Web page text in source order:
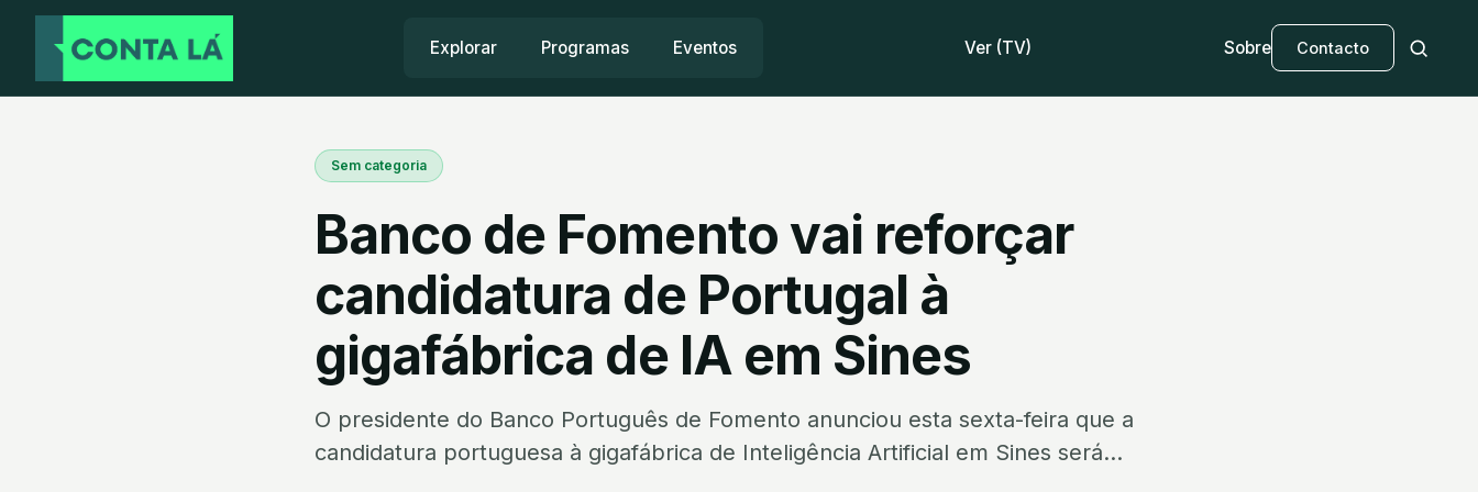
Explorar Programas Eventos Ver (TV) Sobre Contacto
Sem categoria
Banco de Fomento vai reforçar
candidatura de Portugal à
gigafábrica de IA em Sines
O presidente do Banco Português de Fomento anunciou esta sexta-feira que a
candidatura portuguesa à gigafábrica de Inteligência Artificial em Sines será...